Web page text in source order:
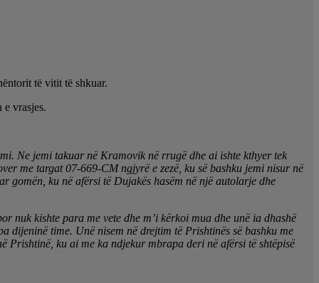
të vitit të shkuar.
e vrasjes.
Ne jemi takuar në Kramovik në rrugë dhe ai ishte kthyer tek
me targat 07-669-CM ngjyrë e zezë, ku së bashku jemi nisur në
gomën, ku në afërsi të Dujakës hasëm në një autolarje dhe
nuk kishte para me vete dhe m’i kërkoi mua dhe unë ia dhashë
dijeninë time. Unë nisem në drejtim të Prishtinës së bashku me
ku ai me ka ndjekur mbrapa deri në afërsi të shtëpisë